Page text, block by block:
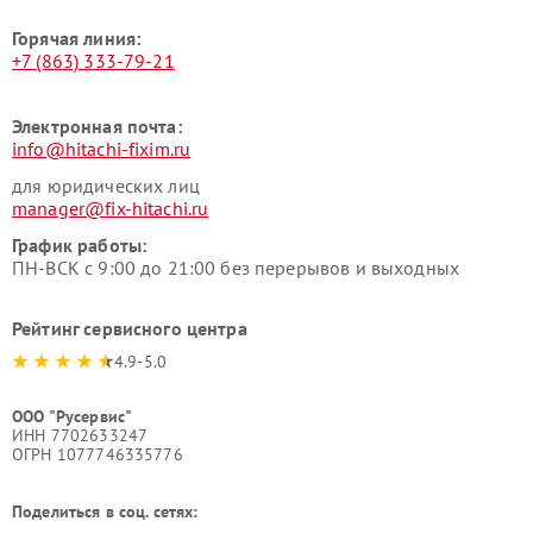
Горячая линия:
+7 (863) 333-79-21
Электронная почта:
info@hitachi-fixim.ru
для юридических лиц
manager@fix-hitachi.ru
График работы:
ПН-ВСК с 9:00 до 21:00 без перерывов и выходных
Рейтинг сервисного центра
4.9-5.0
ООО "Русервис"
ИНН 7702633247
ОГРН 1077746335776
Поделиться в соц. сетях: